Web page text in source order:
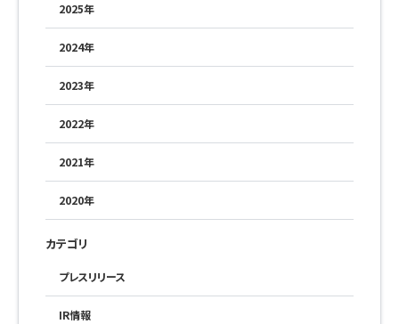
2025年
2024年
2023年
2022年
2021年
2020年
カテゴリ
プレスリリース
IR情報